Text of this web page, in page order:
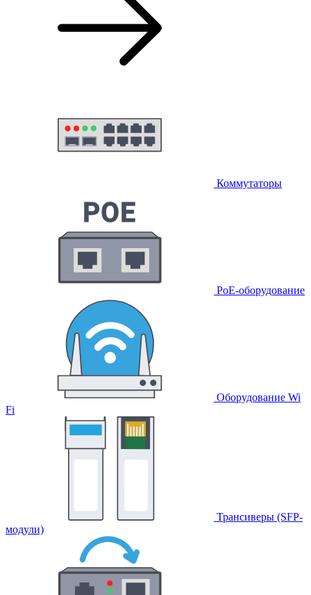
Коммутаторы
PoE-оборудование
Оборудование Wi
Fi
Трансиверы (SFP-
модули)